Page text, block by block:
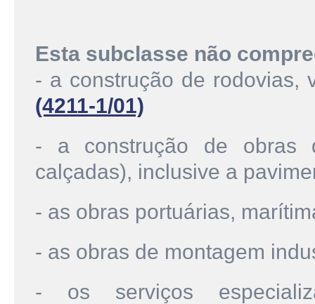
Esta subclasse não
- a construção de rodovias,
(4211-1/01)
- a construção de obras
calçadas), inclusive a
- as obras portuárias,
- as obras de montagem
- os serviços